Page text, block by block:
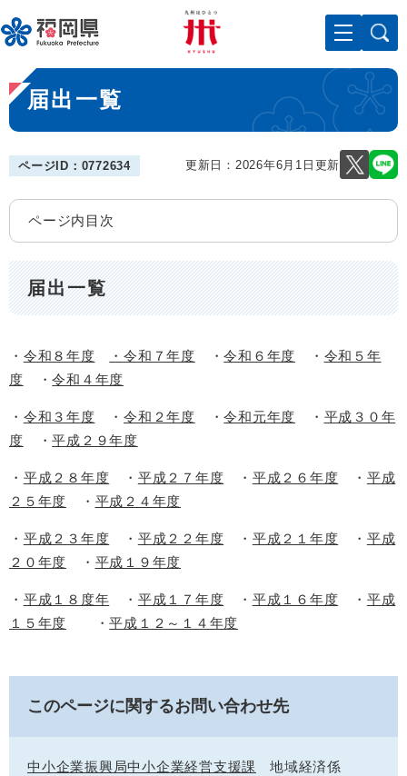
ー
ジ
先
頭
で
メニューを飛ばして本文へ
本
文
届出一覧
ページID：0772634 更新日：2026年6月1日更新
ページ内目次
届出一覧
・ 令和８年度 ・令和７年度 ・令和６年度 ・ 令和５年
度 ・令和４年度
・ 令和３年度 ・ 令和２年度 ・令和元年度 ・ 平成３０年
度 ・平成２９年度
・ 平成２８年度 ・ 平成２７年度 ・ 平成２６年度 ・ 平成
２５年度 ・ 平成２４年度
・ 平成２３年度 ・ 平成２２年度 ・ 平成２１年度 ・ 平成
２０年度 ・ 平成１９年度
・ 平成１８度年 ・ 平成１７年度 ・ 平成１６年度 ・ 平成
１５年度 ・平成１２～１４年度
このページに関するお問い合わせ先
中小企業振興局中小企業経営支援課 地域経済係